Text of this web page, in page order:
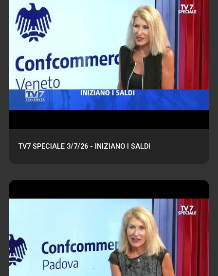
TV7 SPECIALE 3/7/26 - INIZIANO I SALDI